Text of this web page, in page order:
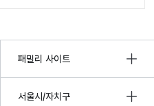
패밀리 사이트
서울시/자치구